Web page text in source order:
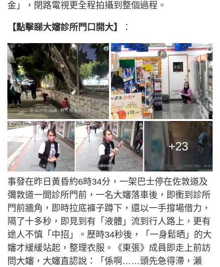
金」，閉路電視更全程拍攝到整個過程。
【點擊睇大嬸診所門口開大】 ：
+23
事發在昨日黃昏約6時34分，一架巴士停在佐敦道及
彌敦道一間診所門前，一名大嬸落車後，即衝到診所
門前牆角，即時拉底褲子蹲下，還以一手撐場借力，
隔了十多秒，即見到有「液體」流到行人路上，更有
途人不慎「中招」。歷時34秒後，「一身鬆晒」的大
嬸才緩緩站起，整理衣服。《東張》成員即走上前訪
問大嬸，大嬸直認說：「係啊……頭先急得滯，瀨